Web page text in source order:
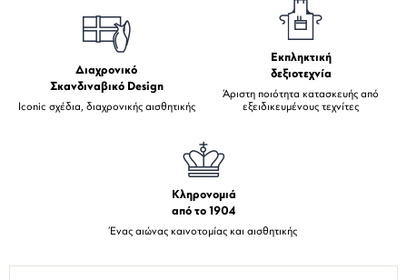
Διαχρονικό
Σκανδιναβικό Design
Iconic σχέδια, διαχρονικής αισθητικής
Εκπληκτική
δεξιοτεχνία
Άριστη ποιότητα κατασκευής από
εξειδικευμένους τεχνίτες
Κληρονομιά
από το 1904
Ένας αιώνας καινοτομίας και αισθητικής